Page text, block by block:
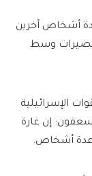
عدة أشخاص آخرين
وسط
الإسرائيلية
إن غارة
عدة أشخاص.